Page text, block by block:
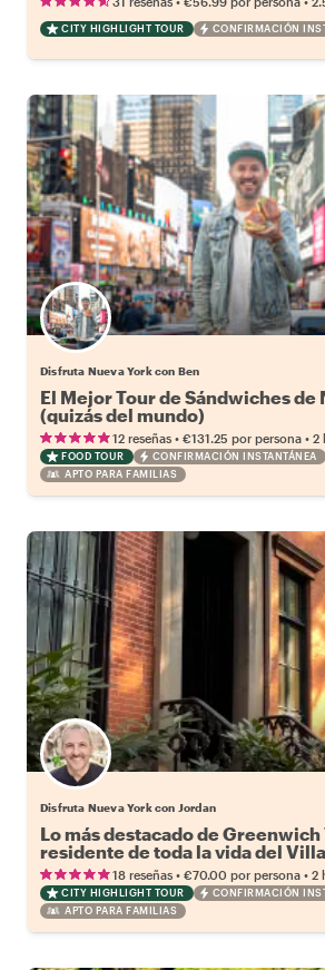
CITY HIGHLIGHT TOUR CONFIRMACIÓN
Disfruta Nueva York con Ben
El Mejor Tour de Sándwiches de
(quizás del mundo)
12 reseñas • €131.25 por persona • 2
FOOD TOUR
CONFIRMACIÓN INSTANTÁNEA
APTO PARA FAMILIAS
Disfruta Nueva York con Jordan
Lo más destacado de
residente de toda la vida del
18 reseñas • €70.00 por persona • 2
CITY HIGHLIGHT TOUR
CONFIRMACIÓN
APTO PARA FAMILIAS